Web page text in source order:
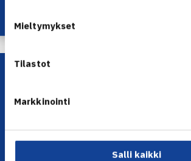
Mieltymykset
Tilastot
Markkinointi
Salli kaikki